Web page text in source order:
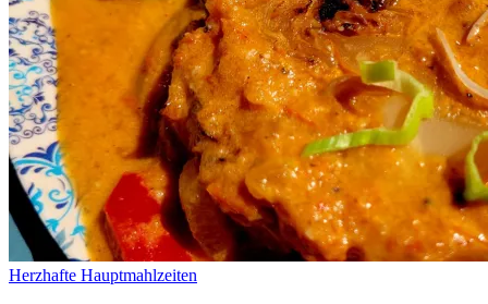
Herzhafte Hauptmahlzeiten